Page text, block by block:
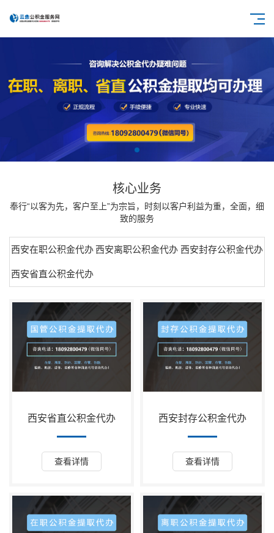
核心业务
奉行“以客为先，客户至上”为宗旨，时刻以客户利益为重，全面，细
致的服务
西安在职公积金代办 西安离职公积金代办 西安封存公积金代办
西安省直公积金代办
西安省直公积金代办
查看详情
西安封存公积金代办
查看详情